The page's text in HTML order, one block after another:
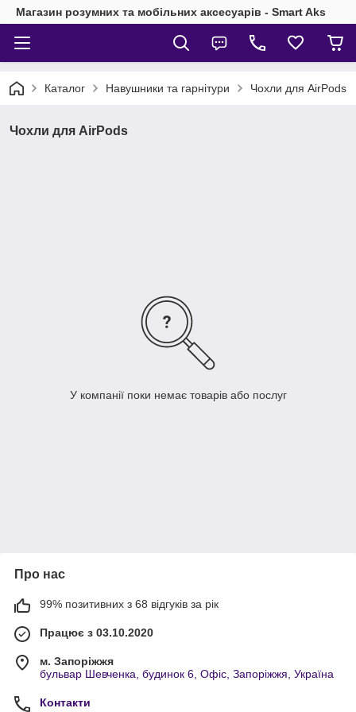
Магазин розумних та мобільних аксесуарів - Smart Aks
Каталог Навушники та гарнітури Чохли для AirPods
Чохли для AirPods
У компанії поки немає товарів або послуг
Про нас
99% позитивних з 68 відгуків за рік
Працює з 03.10.2020
м. Запоріжжя
бульвар Шевченка, будинок 6, Офіс, Запоріжжя, Україна
Контакти